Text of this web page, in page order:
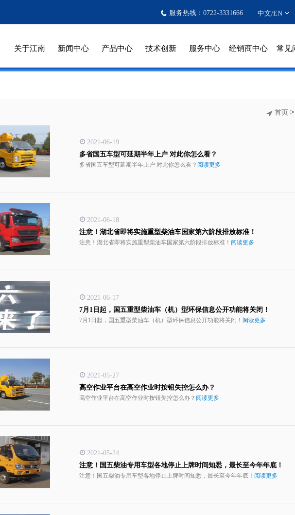
服务热线：0722-3331666 中文/EN
关于江南 新闻中心 产品中心 技术创新 服务中心 经销商中心 常见
首页 >
2021-06-19
多省国五车型可延期半年上户 对此你怎么看？
多省国五车型可延期半年上户 对此你怎么看？ 阅读更多
2021-06-18
注意！湖北省即将实施重型柴油车国家第六阶段排放标准！
注意！湖北省即将实施重型柴油车国家第六阶段排放标准！ 阅读更多
2021-06-17
7月1日起，国五重型柴油车（机）型环保信息公开功能将关闭！
7月1日起，国五重型柴油车（机）型环保信息公开功能将关闭！ 阅读更多
2021-05-27
高空作业平台在高空作业时按钮失控怎么办？
高空作业平台在高空作业时按钮失控怎么办？ 阅读更多
2021-05-24
注意！国五柴油专用车型各地停止上牌时间知悉，最长至今年年底！
注意！国五柴油专用车型各地停止上牌时间知悉，最长至今年年底！ 阅读更多